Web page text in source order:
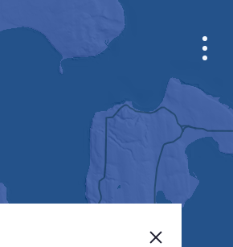
PLANO DE LA CIUDAD
QUIÉNES SOMOS